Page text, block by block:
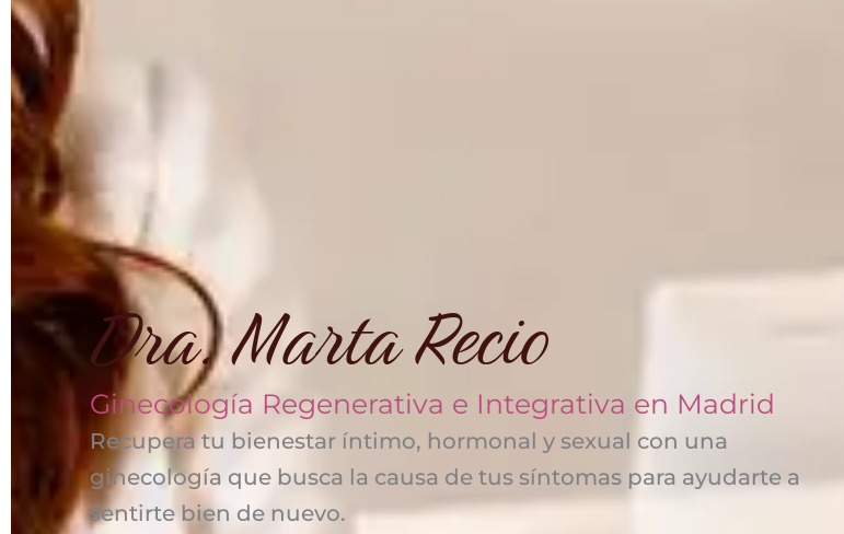
Dra. Marta Recio
Ginecología Regenerativa e Integrativa en Madrid
Recupera tu bienestar íntimo, hormonal y sexual con una
ginecología que busca la causa de tus síntomas para ayudarte a
sentirte bien de nuevo.